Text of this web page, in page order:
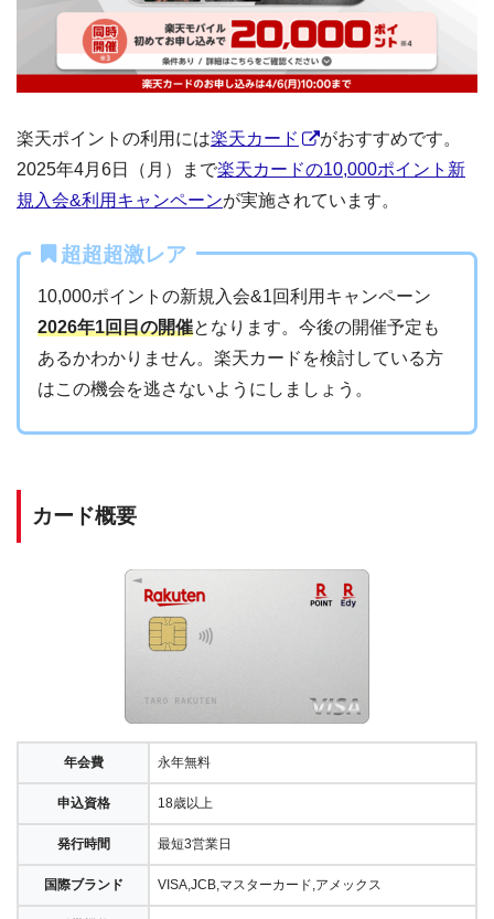
楽天ポイントの利用には楽天カード
がおすすめです。
2025年4月6日（月）まで楽天カードの10,000ポイント新
規入会&利用キャンペーンが実施されています。
超超超激レア
10,000ポイントの新規入会&1回利用キャンペーン
2026年1回目の開催となります。今後の開催予定も
あるかわかりません。楽天カードを検討している方
はこの機会を逃さないようにしましょう。
カード概要
年会費 永年無料
申込資格 18歳以上
発行時間 最短3営業日
国際ブランド VISA,JCB,マスターカード,アメックス